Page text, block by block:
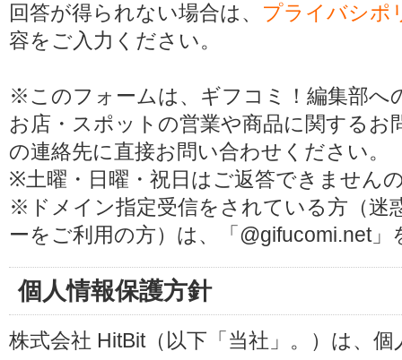
回答が得られない場合は、 プライバシポ
容をご入力ください。
※このフォームは、ギフコミ！編集部へ
お店・スポットの営業や商品に関する
の連絡先に直接お問い合わせください。
※土曜・日曜・祝日はご返答できません
※ドメイン指定受信をされている方（迷
ーをご利用の方）は、「@gifucomi.net
個人情報保護方針
株式会社 HitBit（以下「当社」。）は、